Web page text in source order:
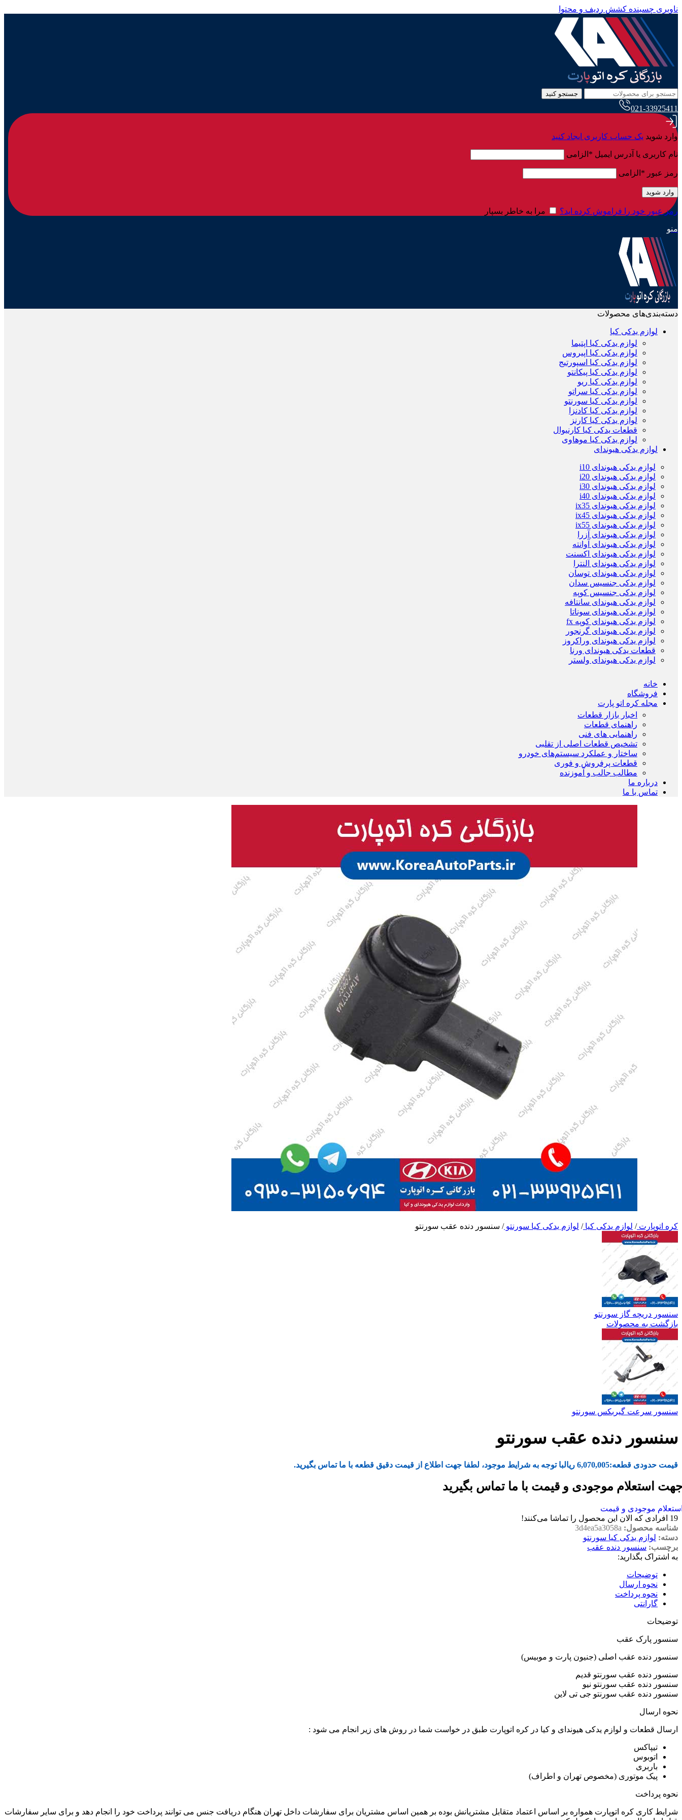
ناوبری چسبنده کشش ردیف و محتوا
جستجو کنید
021-33925411
وارد شوید یک حساب کاربری ایجاد کنید
نام کاربری یا آدرس ایمیل * الزامی
رمز عبور * الزامی
وارد شوید
رمز عبور خود را فراموش کرده اید؟ مرا به خاطر بسپار
منو
دسته‌بندی‌های محصولات
لوازم یدکی کیا
لوازم یدکی کیا اپتیما
لوازم یدکی کیا اپیروس
لوازم یدکی کیا اسپورتیج
لوازم یدکی کیا پیکانتو
لوازم یدکی کیا ریو
لوازم یدکی کیا سراتو
لوازم یدکی کیا سورنتو
لوازم یدکی کیا کادنزا
لوازم یدکی کیا کارنز
قطعات یدکی کیا کارنیوال
لوازم یدکی کیا موهاوی
لوازم یدکی هیوندای
لوازم یدکی هیوندای i10
لوازم یدکی هیوندای i20
لوازم یدکی هیوندای i30
لوازم یدکی هیوندای i40
لوازم یدکی هیوندای ix35
لوازم یدکی هیوندای ix45
لوازم یدکی هیوندای ix55
لوازم یدکی هیوندای آزرا
لوازم یدکی هیوندای آوانته
لوازم یدکی هیوندای اکسنت
لوازم یدکی هیوندای النترا
لوازم یدکی هیوندای توسان
لوازم یدکی جنسیس سدان
لوازم یدکی جنسیس کوپه
لوازم یدکی هیوندای سانتافه
لوازم یدکی هیوندای سوناتا
لوازم یدکی هیوندای کوپه fx
لوازم یدکی هیوندای گرنجور
لوازم یدکی هیوندای وراکروز
قطعات یدکی هیوندای ورنا
لوازم یدکی هیوندای ولستر
خانه
فروشگاه
مجله کره اتو پارت
اخبار بازار قطعات
راهنمای قطعات
راهنمایی های فنی
تشخیص قطعات اصلی از تقلبی
ساختار و عملکرد سیستم‌های خودرو
قطعات پرفروش و فوری
مطالب جالب و آموزنده
درباره ما
تماس با ما
کره اتوپارت/ لوازم یدکی کیا/ لوازم یدکی کیا سورنتو/ سنسور دنده عقب سورنتو
سنسور دریچه گاز سورنتو
بازگشت به محصولات
سنسور سرعت گیربکس سورنتو
سنسور دنده عقب سورنتو
قیمت حدودی قطعه:6,070,005 ریالبا توجه به شرایط موجود، لطفا جهت اطلاع از قیمت دقیق قطعه با ما تماس بگیرید.
استعلام موجودی و قیمت با ما تماس بگیرید
موجودی و قیمت
19 افرادی که الان این محصول را تماشا می‌کنند!
شناسه محصول: 3d4ea5a3058a
دسته: لوازم یدکی کیا سورنتو
برچسب: سنسور دنده عقب
به اشتراک بگذارید:
توضیحات
نحوه ارسال
نحوه پرداخت
گارانتی
توضیحات
سنسور پارک عقب
سنسور دنده عقب اصلی (جنیون پارت و موبیس)
سنسور دنده عقب سورنتو قدیم
سنسور دنده عقب سورنتو نیو
سنسور دنده عقب سورنتو جی تی لاین
نحوه ارسال
ارسال قطعات و لوازم یدکی هیوندای و کیا در کره اتوپارت طبق در خواست شما در روش های زیر انجام می شود :
تیپاکس
اتوبوس
باربری
پیک موتوری (مخصوص تهران و اطراف)
نحوه پرداخت
شرایط کاری کره اتوپارت همواره بر اساس اعتماد متقابل مشتریانش بوده بر همین اساس مشتریان برای سفارشات داخل تهران هنگام دریافت جنس می توانند پرداخت خود را انجام دهد و برای سایر سفارشات